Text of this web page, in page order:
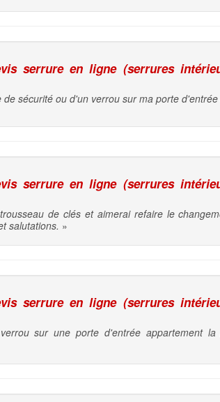
serrure en ligne (serrures
de sécurité ou d'un verrou sur ma porte
serrure en ligne (serrures
de clés et aimerai refaire le
salutations. »
serrure en ligne (serrures
sur une porte d'entrée appartement